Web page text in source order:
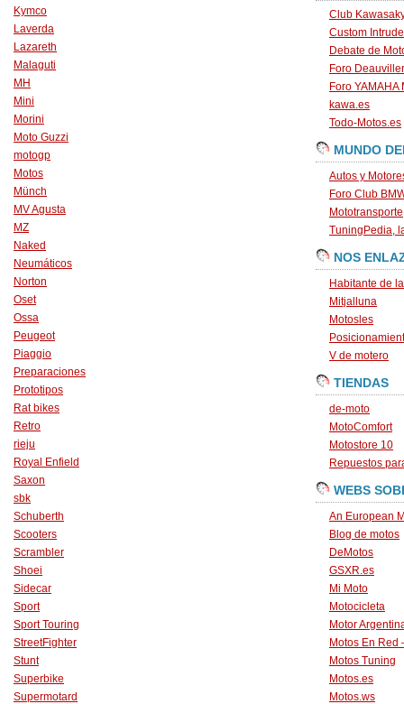
Kymco
Laverda
Lazareth
Malaguti
MH
Mini
Morini
Moto Guzzi
motogp
Motos
Münch
MV Agusta
MZ
Naked
Neumáticos
Norton
Oset
Ossa
Peugeot
Piaggio
Preparaciones
Prototipos
Rat bikes
Retro
rieju
Royal Enfield
Saxon
sbk
Schuberth
Scooters
Scrambler
Shoei
Sidecar
Sport
Sport Touring
StreetFighter
Stunt
Superbike
Supermotard
Club
Custom
Debate de
Foro
Foro YAMAHA
kawa.es
Todo-Motos.es
MUNDO
Autos y
Foro Club
Mototransporte
TuningPedia,
NOS
Habitante de
Mitjalluna
Motosles
V de motero
TIENDAS
de-moto
MotoComfort
Motostore 10
Repuestos
WEBS
An European
Blog de motos
DeMotos
GSXR.es
Mi Moto
Motocicleta
Motor
Motos En Red
Motos Tuning
Motos.es
Motos.ws